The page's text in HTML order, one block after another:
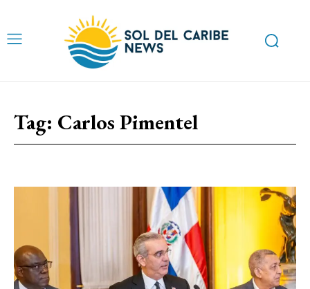
Tag: Carlos Pimentel